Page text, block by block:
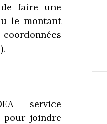
faire une
le montant
service
pour joindre